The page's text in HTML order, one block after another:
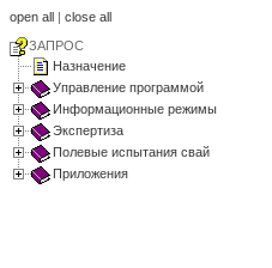
open all | close all
ЗАПРОС
Назначение
Управление программой
Информационные режимы
Экспертиза
Полевые испытания свай
Приложения